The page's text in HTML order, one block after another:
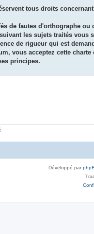
tous droits
de fautes d'orthographe ou
les sujets traités vous
de rigueur qui est
vous acceptez cette charte
principes.
Développé par